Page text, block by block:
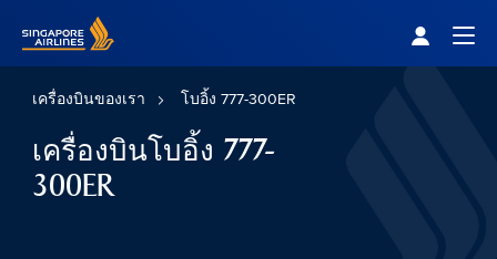
เครื่องบินของเรา โบอิ้ง 777-300ER
เครื่องบินโบอิ้ง 777-
300ER